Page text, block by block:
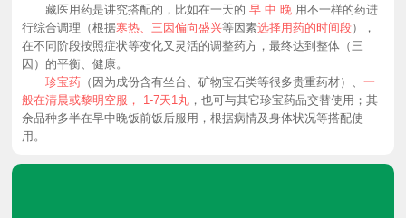
藏医用药是讲究搭配的，比如在一天的 早 中 晚用不一样的药进
行综合调理（根据寒热、三因偏向盛兴等因素选择用药的时间段），
在不同阶段按照症状等变化又灵活的调整药方，最终达到整体（三
因）的平衡、健康。
珍宝药（因为成份含有坐台、矿物宝石类等很多贵重药材）、 一
般在清晨或黎明空服， 1-7天1丸，也可与其它珍宝药品交替使用；其
余品种多半在早中晚饭前饭后服用，根据病情及身体状况等搭配使
用。